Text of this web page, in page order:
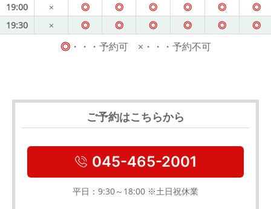
19:00
× ◎ ◎ ◎ ◎ ◎
◎
19:30
× ◎ ◎ ◎ ◎ ◎ ◎
◎・・・予約可 ×・・・予約不可
ご予約はこちらから
045-465-2001
平日：9:30～18:00 ※土日祝休業